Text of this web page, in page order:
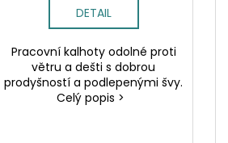
DETAIL
Pracovní kalhoty odolné proti
větru a dešti s dobrou
prodyšností a podlepenými švy.
Celý popis >